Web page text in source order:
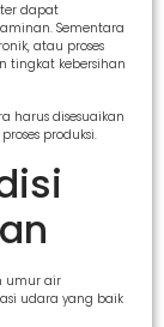
dapat
Sementara
atau proses
tingkat kebersihan
harus disesuaikan
produksi.
umur air
udara yang baik